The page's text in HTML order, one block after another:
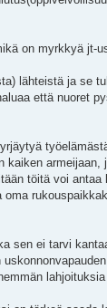
on myrkkyä jt-
lähteistä ja se
että nuoret
töitä voi
sen ei tarvi